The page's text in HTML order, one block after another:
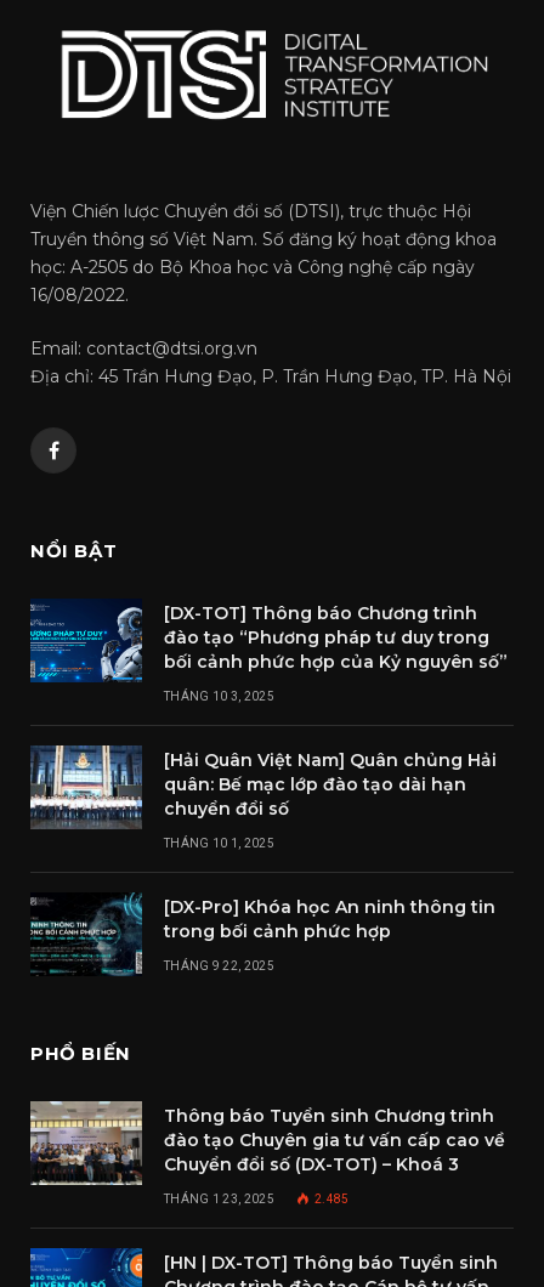
Viện Chiến lược Chuyển đổi số (DTSI), trực thuộc Hội
Truyền thông số Việt Nam. Số đăng ký hoạt động khoa
học: A-2505 do Bộ Khoa học và Công nghệ cấp ngày
16/08/2022.
Email: contact@dtsi.org.vn
Địa chỉ: 45 Trần Hưng Đạo, P. Trần Hưng Đạo, TP. Hà Nội
Facebook
NỔI BẬT
[DX-TOT] Thông báo Chương trình
đào tạo “Phương pháp tư duy trong
bối cảnh phức hợp của Kỷ nguyên số”
THÁNG 10 3, 2025
[Hải Quân Việt Nam] Quân chủng Hải
quân: Bế mạc lớp đào tạo dài hạn
chuyển đổi số
THÁNG 10 1, 2025
[DX-Pro] Khóa học An ninh thông tin
trong bối cảnh phức hợp
THÁNG 9 22, 2025
PHỔ BIẾN
Thông báo Tuyển sinh Chương trình
đào tạo Chuyên gia tư vấn cấp cao về
Chuyển đổi số (DX-TOT) – Khoá 3
THÁNG 1 23, 2025 2.485
[HN | DX-TOT] Thông báo Tuyển sinh